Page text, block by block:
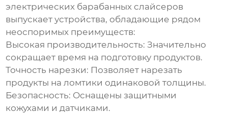
электрических барабанных слайсеров
выпускает устройства, обладающие рядом
неоспоримых преимуществ:
Высокая производительность: Значительно
сокращает время на подготовку продуктов.
Точность нарезки: Позволяет нарезать
продукты на ломтики одинаковой толщины.
Безопасность: Оснащены защитными
кожухами и датчиками.